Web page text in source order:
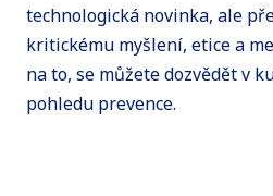
technologická novinka, ale
kritickému myšlení, etice a
na to, se můžete dozvědět v
pohledu prevence.